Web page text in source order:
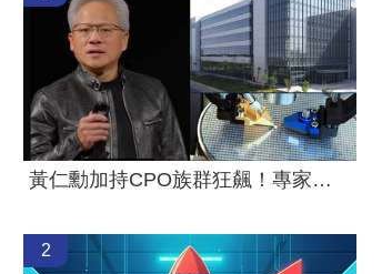
黃仁勳加持CPO族群狂飆！專家曝黃金買點
2